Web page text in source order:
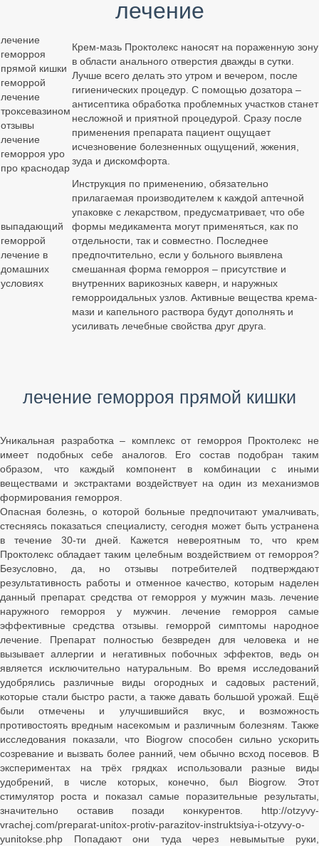
лечение
лечение
геморроя
прямой кишки
геморрой
лечение
троксевазином
отзывы
лечение
геморроя уро
про краснодар
Крем-мазь Проктолекс наносят на пораженную зону
в области анального отверстия дважды в сутки.
Лучше всего делать это утром и вечером, после
гигиенических процедур. С помощью дозатора –
антисептика обработка проблемных участков станет
несложной и приятной процедурой. Сразу после
применения препарата пациент ощущает
исчезновение болезненных ощущений, жжения,
зуда и дискомфорта.
выпадающий
геморрой
лечение в
домашних
условиях
Инструкция по применению, обязательно
прилагаемая производителем к каждой аптечной
упаковке с лекарством, предусматривает, что обе
формы медикамента могут применяться, как по
отдельности, так и совместно. Последнее
предпочтительно, если у больного выявлена
смешанная форма геморроя – присутствие и
внутренних варикозных каверн, и наружных
геморроидальных узлов. Активные вещества крема-
мази и капельного раствора будут дополнять и
усиливать лечебные свойства друг друга.
лечение геморроя прямой кишки
Уникальная разработка – комплекс от геморроя Проктолекс не
имеет подобных себе аналогов. Его состав подобран таким
образом, что каждый компонент в комбинации с иными
веществами и экстрактами воздействует на один из механизмов
формирования геморроя.
Опасная болезнь, о которой больные предпочитают умалчивать,
стесняясь показаться специалисту, сегодня может быть устранена
в течение 30-ти дней. Кажется невероятным то, что крем
Проктолекс обладает таким целебным воздействием от геморроя?
Безусловно, да, но отзывы потребителей подтверждают
результативность работы и отменное качество, которым наделен
данный препарат. средства от геморроя у мужчин мазь. лечение
наружного геморроя у мужчин. лечение геморроя самые
эффективные средства отзывы. геморрой симптомы народное
лечение. Препарат полностью безвреден для человека и не
вызывает аллергии и негативных побочных эффектов, ведь он
является исключительно натуральным. Во время исследований
удобрялись различные виды огородных и садовых растений,
которые стали быстро расти, а также давать большой урожай. Ещё
были отмечены и улучшившийся вкус, и возможность
противостоять вредным насекомым и различным болезням. Также
исследования показали, что Biogrow способен сильно ускорить
созревание и вызвать более ранний, чем обычно всход посевов. В
экспериментах на трёх грядках использовали разные виды
удобрений, в числе которых, конечно, был Biogrow. Этот
стимулятор роста и показал самые поразительные результаты,
значительно оставив позади конкурентов. http://otzyvy-
vrachej.com/preparat-unitox-protiv-parazitov-instruktsiya-i-otzyvy-o-
yunitokse.php Попадают они туда через невымытые руки,